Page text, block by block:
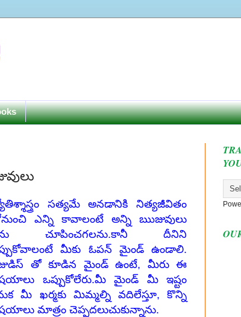
సత్యమే అనడానికి నిత్యజీవితం
ఎన్ని కావాలంటే అన్ని ఋజువులు
చూపించగలను.కానీ దీనిని
మీకు ఓపన్ మైండ్ ఉండాలి.
తో కూడిన మైండ్ ఉంటే, మీరు ఈ
ఒప్పుకోలేరు.మీ మైండ్ మీ ఇష్టం
మీ ఖర్మకు మిమ్మల్ని వదిలేస్తూ, కొన్ని
మాత్రం చెప్పదలుచుకున్నాను.